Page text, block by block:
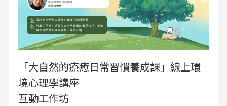
「大自然的療癒日常習慣養成課」線上環
境心理學講座
互動工作坊